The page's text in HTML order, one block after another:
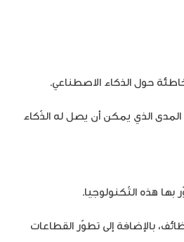
حول الذكاء الاصطناعي.
الذي يمكن أن يصل له الذّكاء
هذه التّكنولوجيا.
بالإضافة إلى تطوّر القطاعات